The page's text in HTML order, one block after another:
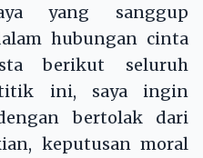
yang sanggup
hubungan cinta
berikut seluruh
titik ini, saya ingin
bertolak dari
keputusan moral